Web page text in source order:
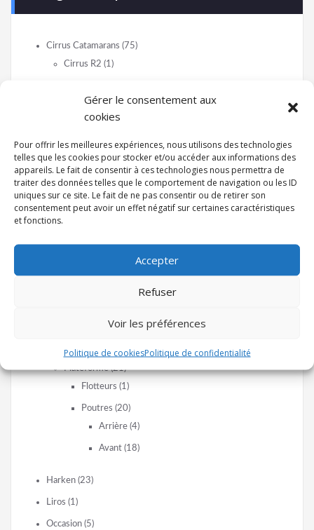
Gérer le consentement aux
cookies
Pour offrir les meilleures expériences, nous utilisons des technologies
telles que les cookies pour stocker et/ou accéder aux informations des
appareils. Le fait de consentir à ces technologies nous permettra de
traiter des données telles que le comportement de navigation ou les ID
uniques sur ce site. Le fait de ne pas consentir ou de retirer son
consentement peut avoir un effet négatif sur certaines caractéristiques
et fonctions.
Accepter
Refuser
Voir les préférences
Politique de cookiesPolitique de confidentialité
Cirrus Catamarans (75)
Cirrus R2 (1)
Barre de liaison (2)
Stick (1)
Écoutes et drisses (6)
Entretiens et transport (5)
Gréement
Mât (11)
Trapèzes (2)
Plateforme (21)
Flotteurs (1)
Poutres (20)
Arrière (4)
Avant (18)
Harken (23)
Liros (1)
Occasion (5)